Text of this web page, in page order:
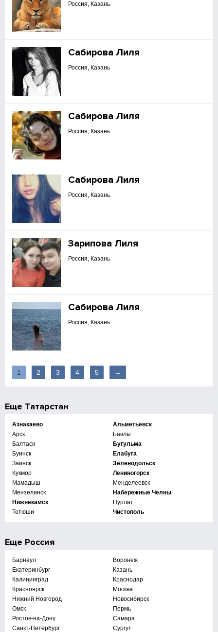
Россия, Казань
Сабирова Лиля
Россия, Казань
Сабирова Лиля
Россия, Казань
Сабирова Лиля
Россия, Казань
Зарипова Лиля
Россия, Казань
Сабирова Лиля
Россия, Казань
1 2 3 4 5 →
Еще Татарстан
Азнакаево
Альметьевск
Арск
Бавлы
Балтаси
Бугульма
Буинск
Елабуга
Заинск
Зеленодольск
Кукмор
Лениногорск
Мамадыш
Менделеевск
Мензелинск
Набережные Челны
Нижнекамск
Нурлат
Тетюши
Чистополь
Еще Россия
Барнаул
Воронеж
Екатеринбург
Казань
Калининград
Краснодар
Красноярск
Москва
Нижний Новгород
Новосибирск
Омск
Пермь
Ростов-на-Дону
Самара
Санкт-Петербург
Сургут